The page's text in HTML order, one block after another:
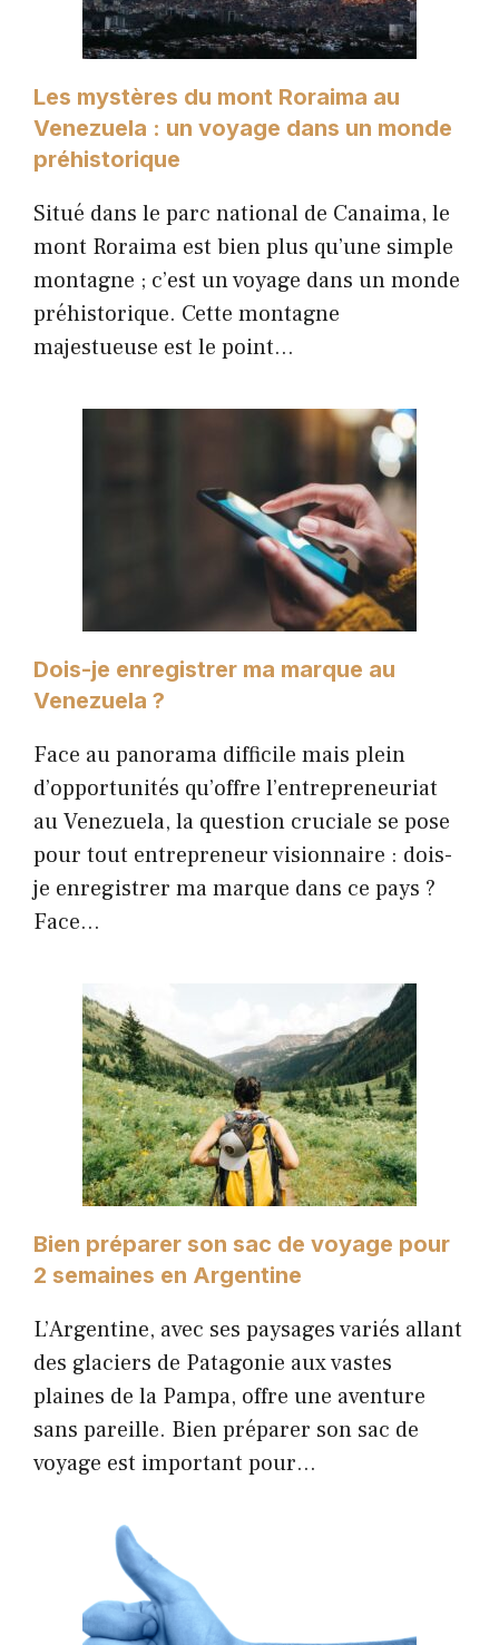
Les mystères du mont Roraima au
Venezuela : un voyage dans un monde
préhistorique
Situé dans le parc national de Canaima, le
mont Roraima est bien plus qu’une simple
montagne ; c’est un voyage dans un monde
préhistorique. Cette montagne
majestueuse est le point…
Dois-je enregistrer ma marque au
Venezuela ?
Face au panorama difficile mais plein
d’opportunités qu’offre l’entrepreneuriat
au Venezuela, la question cruciale se pose
pour tout entrepreneur visionnaire : dois-
je enregistrer ma marque dans ce pays ?
Face…
Bien préparer son sac de voyage pour
2 semaines en Argentine
L’Argentine, avec ses paysages variés allant
des glaciers de Patagonie aux vastes
plaines de la Pampa, offre une aventure
sans pareille. Bien préparer son sac de
voyage est important pour…